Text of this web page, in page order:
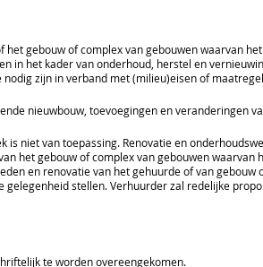
gebouw of complex van gebouwen waarvan
in het kader van onderhoud, herstel en
zijn in verband met (milieu)eisen of
nieuwbouw, toevoegingen en veranderingen
is niet van toepassing. Renovatie en
het gebouw of complex van gebouwen waarvan
en renovatie van het gehuurde of van gebouw
stellen. Verhuurder zal redelijke
te worden overeengekomen.